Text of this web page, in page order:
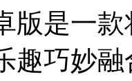
版是一
趣巧妙